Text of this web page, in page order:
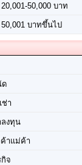
50,000 บาท
บาทขึ้นไป
ด
ช่า
งทุน
าแม่ค้า
จ